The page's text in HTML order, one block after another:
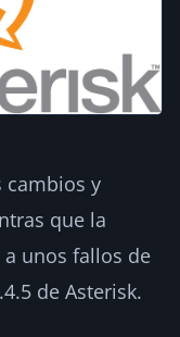
cambios y
que la
unos fallos de
de Asterisk.